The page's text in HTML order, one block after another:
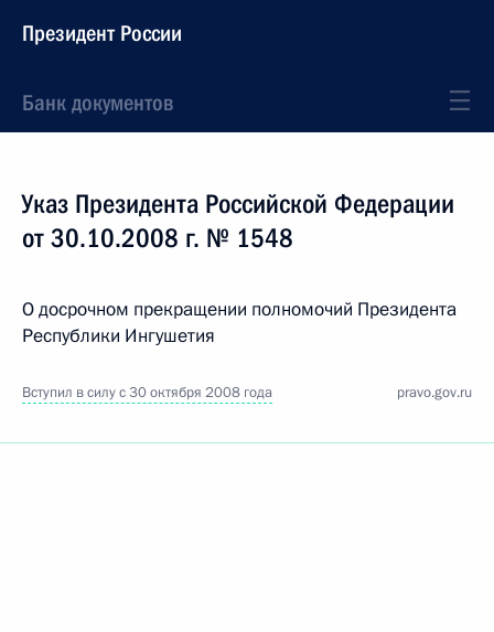
Президент России
Банк документов
Указ Президента Российской Федерации
от 30.10.2008 г. № 1548
О досрочном прекращении полномочий Президента
Республики Ингушетия
Вступил в силу с 30 октября 2008 года pravo.gov.ru